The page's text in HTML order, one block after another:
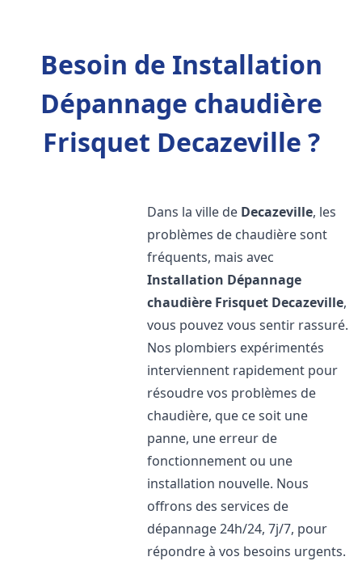
Besoin de Installation
Dépannage chaudière
Frisquet Decazeville ?
Dans la ville de Decazeville, les
problèmes de chaudière sont
fréquents, mais avec
Installation Dépannage
chaudière Frisquet Decazeville,
vous pouvez vous sentir rassuré.
Nos plombiers expérimentés
interviennent rapidement pour
résoudre vos problèmes de
chaudière, que ce soit une
panne, une erreur de
fonctionnement ou une
installation nouvelle. Nous
offrons des services de
dépannage 24h/24, 7j/7, pour
répondre à vos besoins urgents.